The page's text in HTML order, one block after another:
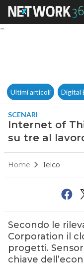
Ultimi articoli Digital
SCENARI
Internet of
su tre al
Home Telco
Secondo le
Corporation il
progetti.
chiave